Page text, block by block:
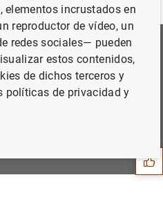
Sugerencias
interés para las que quieres
elementos incrustados en
reproductor de vídeo, un
redes sociales— pueden
estos contenidos,
de dichos terceros y
políticas de privacidad y